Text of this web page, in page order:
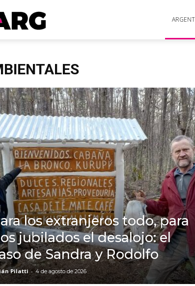
ARGmedios
los extranjeros todo, para
jubilados el desalojo: el
de Sandra y Rodolfo
Pilatti - 4 de agosto de 2026